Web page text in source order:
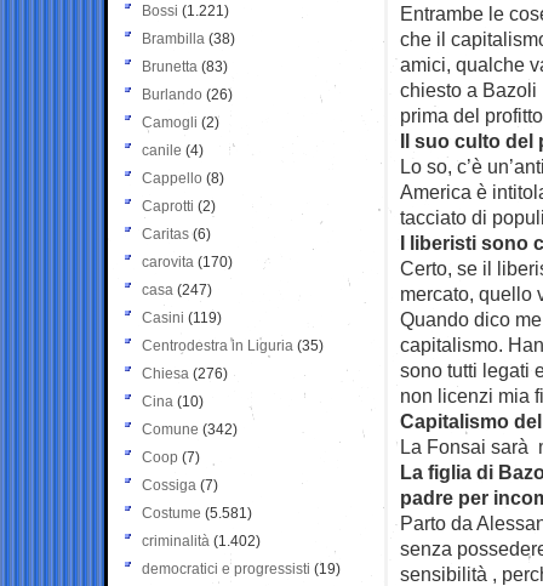
Entrambe le
che il
amici, qualche
chiesto a Bazoli
prima del
Il suo culto del
Lo so, c’è
America è
tacciato di
I liberisti sono
Certo, se il
mercato, quello
Quando dico
capitalismo.
sono tutti legati
non licenzi mia
Capitalismo
La Fonsai sarà
La figlia di
padre per
Parto da
senza
sensibilità ,
Bossi (1.221)
Brambilla (38)
Brunetta (83)
Burlando (26)
Camogli (2)
canile (4)
Cappello (8)
Caprotti (2)
Caritas (6)
carovita (170)
casa (247)
Casini (119)
Centrodestra in Liguria (35)
Chiesa (276)
Cina (10)
Comune (342)
Coop (7)
Cossiga (7)
Costume (5.581)
criminalità (1.402)
democratici e progressisti (19)